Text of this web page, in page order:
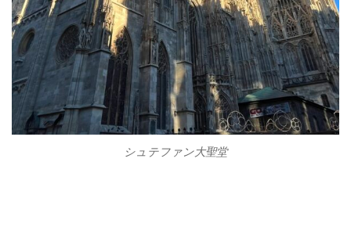
シュテファン大聖堂